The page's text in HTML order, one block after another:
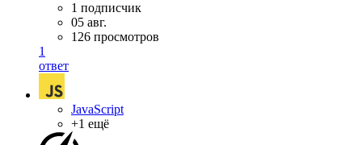
1 подписчик
05 авг.
126 просмотров
1
ответ
JavaScript
+1 ещё